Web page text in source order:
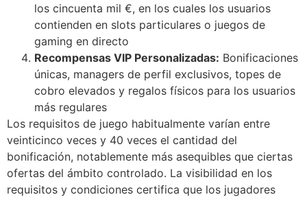
Forum
giriş
escort
los cincuenta mil €, en los cuales los usuarios
contienden en slots particulares o juegos de
gaming en directo
Recompensas VIP Personalizadas: Bonificaciones
únicas, managers de perfil exclusivos, topes de
cobro elevados y regalos físicos para los usuarios
más regulares
Los requisitos de juego habitualmente varían entre
veinticinco veces y 40 veces el cantidad del
bonificación, notablemente más asequibles que ciertas
ofertas del ámbito controlado. La visibilidad en los
requisitos y condiciones certifica que los jugadores